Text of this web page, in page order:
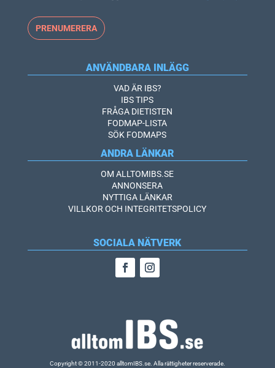
ANVÄNDBARA INLÄGG
VAD ÄR IBS?
IBS TIPS
FRÅGA DIETISTEN
FODMAP-LISTA
SÖK FODMAPS
ANDRA LÄNKAR
OM ALLTOMIBS.SE
ANNONSERA
NYTTIGA LÄNKAR
VILLKOR OCH INTEGRITETSPOLICY
SOCIALA NÄTVERK
Copyright © 2011-2020 alltomIBS.se. Alla rättigheter reserverade.